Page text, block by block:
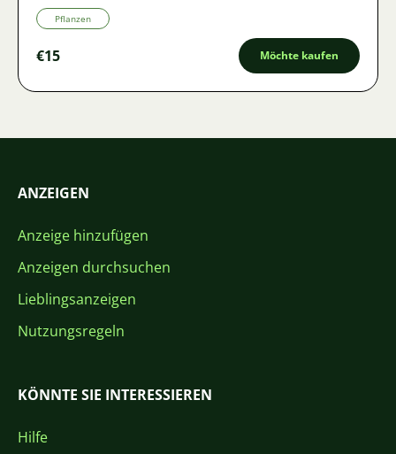
Pflanzen
€15 Möchte kaufen
ANZEIGEN
Anzeige hinzufügen
Anzeigen durchsuchen
Lieblingsanzeigen
Nutzungsregeln
KÖNNTE SIE INTERESSIEREN
Hilfe